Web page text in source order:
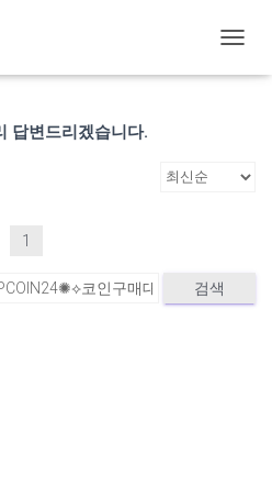
비
글
답변드리겠습니다.
1
검색